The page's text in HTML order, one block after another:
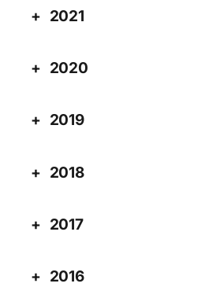
2021
2020
2019
2018
2017
2016